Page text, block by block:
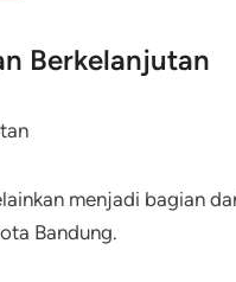
Berkelanjutan
menjadi bagian
Bandung.